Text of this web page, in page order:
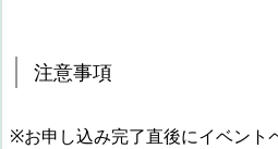
注意事項
※お申し込み完了直後にイベント